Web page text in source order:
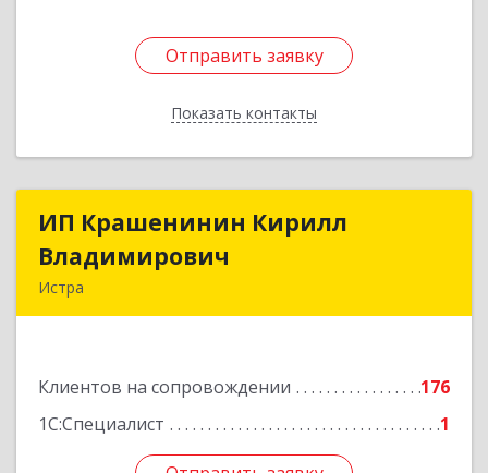
Отправить заявку
Показать контакты
Отправить заявку
Назад
ИП Крашенинин Кирилл
Владимирович
Истра
Клиентов на сопровождении
176
1С:Специалист
1
ИП Крашенинин Кирилл
Подробнее